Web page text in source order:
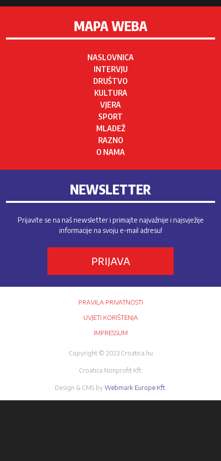
MAPA WEBA
NASLOVNICA
INTERVJU
DRUŠTVO
KULTURA
VJERA
SPORT
MLADEŽ
RAZNO
O NAMA
NEWSLETTER
Prijavite se na naš newsletter i primajte najvažnije i najsvježije
informacije na svoju e-mail adresu!
PRIJAVA
PRAVILA PRIVATNOSTI
UVJETI KORIŠTENJA
IMPRESSUM
Copyright © 2023 Croatica.hu
Croatica Nonprofit Kft.
Design & CMS byWebmark Europe Kft.